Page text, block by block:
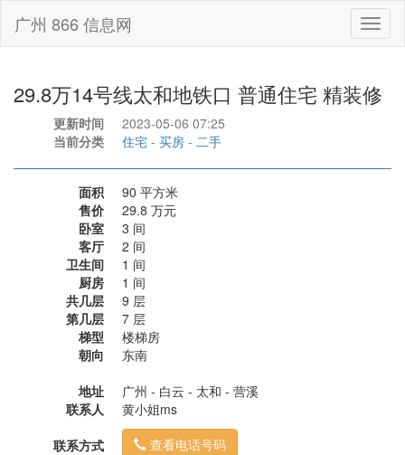
广州 866 信息网
29.8万14号线太和地铁口 普通住宅 精装修
更新时间
2023-05-06 07:25
当前分类
住宅 - 买房 - 二手
面积
90 平方米
售价
29.8 万元
卧室
3 间
客厅
2 间
卫生间
1 间
厨房
1 间
共几层
9 层
第几层
7 层
梯型
楼梯房
朝向
东南
地址
广州 - 白云 - 太和 - 营溪
联系人
黄小姐ms
联系方式
查看电话号码